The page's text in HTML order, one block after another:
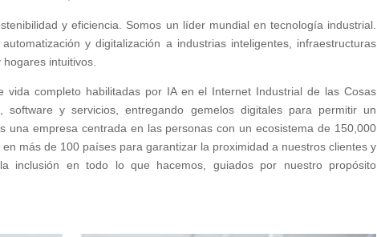
y eficiencia. Somos un líder mundial en tecnología industrial.
y digitalización a industrias inteligentes, infraestructuras
intuitivos.
vida completo habilitadas por IA en el Internet Industrial de las Cosas
software y servicios, entregando gemelos digitales para permitir un
una empresa centrada en las personas con un ecosistema de 150,000
más de 100 países para garantizar la proximidad a nuestros clientes y
inclusión en todo lo que hacemos, guiados por nuestro propósito